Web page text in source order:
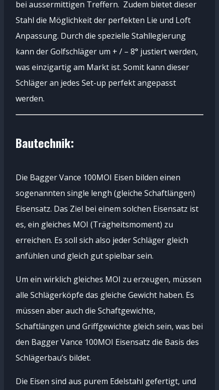
bei aussermittigen Treffern. Zudem bietet dieser
Stahl die Möglichkeit der perfekten Lie und Loft
Anpassung. Durch die spezielle Stahllegierung
kann der Golfschläger um + / – 8° justiert werden,
was einzigartig am Markt ist. Somit kann dieser
Schläger an jedes Set-up perfekt angepasst
werden.
Bautechnik:
Die Bagger Vance 100MOI Eisen bilden einen
sogenannten single lengh (gleiche Schaftlängen)
Eisensatz. Das Ziel bei einem solchen Eisensatz ist
es, ein gleiches MOI (Trägheitsmoment) zu
erreichen. Es soll sich also jeder Schläger gleich
anfühlen und gleich gut spielbar sein.
Um ein wirklich gleiches MOI zu erzeugen, müssen
alle Schlägerköpfe das gleiche Gewicht haben. Es
müssen aber auch die Schaftgewichte,
Schaftlängen und Griffgewichte gleich sein, was bei
den Bagger Vance 100MOI Eisensatz die Basis des
Schlägerbau’s bildet.
Die Eisen sind aus purem Edelstahl gefertigt, und